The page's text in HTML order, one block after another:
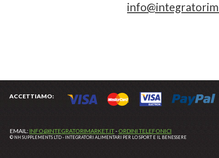
ACCETTIAMO:
EMAIL: INFO@INTEGRATORIMARKET.IT- ORDINI TELEFONICI
© NH SUPPLEMENTS LTD - INTEGRATORI ALIMENTARI PER LO SPORT E IL BENESSERE